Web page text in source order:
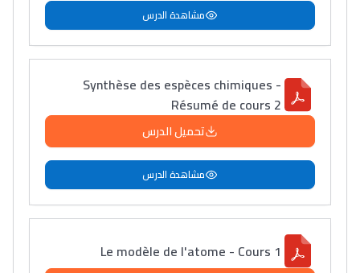
مشاهدة الدرس
Synthèse des espèces chimiques -
Résumé de cours 2
تحميل الدرس
مشاهدة الدرس
Le modèle de l'atome - Cours 1